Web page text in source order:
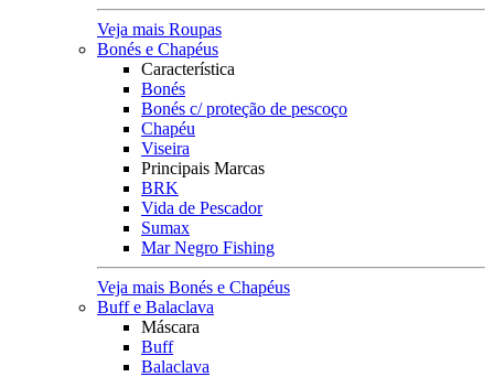
Veja mais Roupas
Bonés e Chapéus
Característica
Bonés
Bonés c/ proteção de pescoço
Chapéu
Viseira
Principais Marcas
BRK
Vida de Pescador
Sumax
Mar Negro Fishing
Veja mais Bonés e Chapéus
Buff e Balaclava
Máscara
Buff
Balaclava